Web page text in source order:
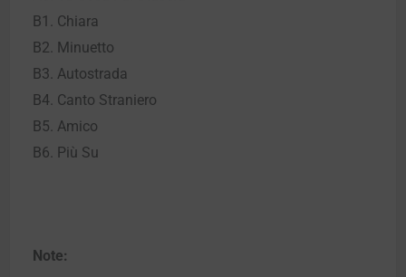
B1. Chiara
B2. Minuetto
B3. Autostrada
B4. Canto Straniero
B5. Amico
B6. Più Su
Note: